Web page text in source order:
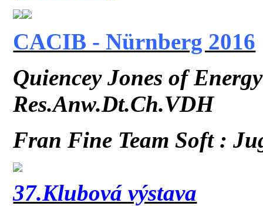
CACIB - Nürnberg 2016
Quiencey Jones of
Res.Anw.Dt.Ch.VDH
Fran Fine Team Soft :
37.Klubová výstava